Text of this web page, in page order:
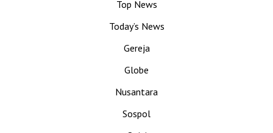
Top News
Today’s News
Gereja
Globe
Nusantara
Sospol